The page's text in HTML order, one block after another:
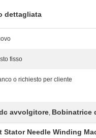
dettagliata
fisso
o richiesto per cliente
avvolgitore, Bobinatrice
Stator Needle Winding